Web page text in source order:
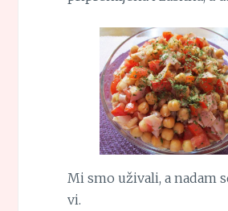
Mi smo uživali, a nadam
vi.